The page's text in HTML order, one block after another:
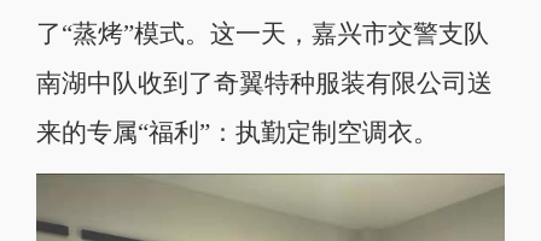
了“蒸烤”模式。这一天，嘉兴市交警支队
南湖中队收到了奇翼特种服装有限公司送
来的专属“福利”：执勤定制空调衣。